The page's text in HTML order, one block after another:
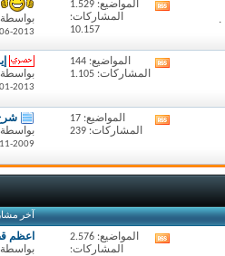
مشاهدة
المنتدى
المواضيع: 1.529
المشاركات:
10.157
بواسطة
06-2013
مشاهدة
تغذيات
المنتدى
المواضيع: 144
المشاركات: 1.105
بواسطة
01-2013
مشاهدة
تغذيات
المنتدى
المواضيع: 17
المشاركات: 239
شرح
بواسطة
11-2009
آخر
مشاهدةالمواضيع: 2.576
المشاركات:
اعظم
بواسطة